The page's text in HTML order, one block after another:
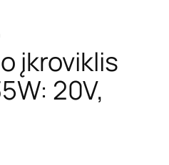
įkroviklis
20V,